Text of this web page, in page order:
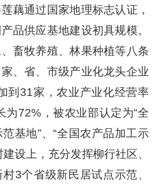
藕通过国家地理标志认证，
品供应基地建设初具规模。
畜牧养殖、林果种植等八条
、省、市级产业化龙头企业
到31家，农业产业化经营率
为72%，被农业部认定为“全
范基地”、“全国农产品加工示
设上，充分发挥柳行社区、
村3个省级新民居试点示范、